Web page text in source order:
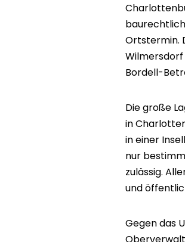
Ortstermin.
Wilmersdorf
Bordell-
Die große
in
in einer
nur
zulässig.
und
Gegen das